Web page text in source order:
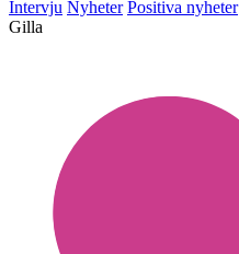
Intervju Nyheter Positiva nyheter
Gilla